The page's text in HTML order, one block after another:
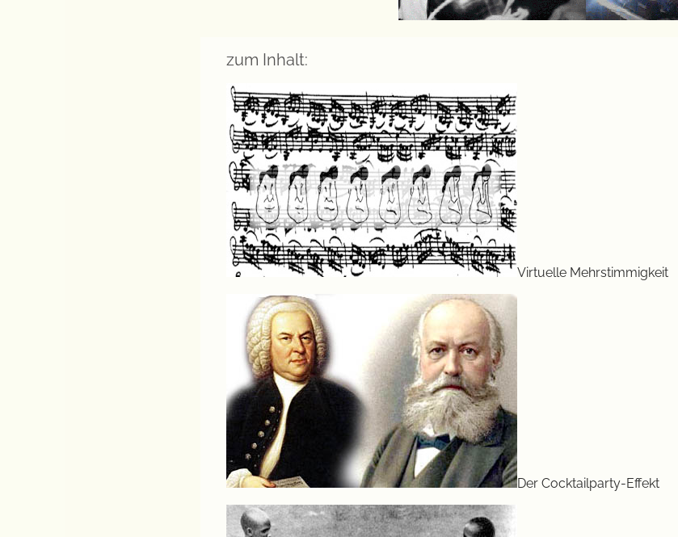
zum Inhalt:
Virtuelle Mehrstimmigkeit
Der Cocktailparty-Effekt